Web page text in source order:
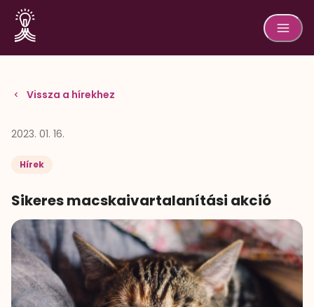
Vissza a hírekhez
2023. 01. 16.
Hírek
Sikeres macskaivartalanítási akció